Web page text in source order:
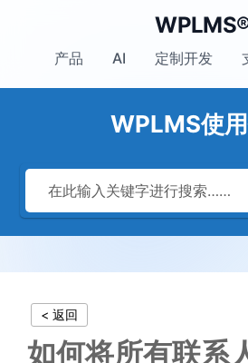
产品 AI 定制开发
WPLMS使
< 返回
如何将所有联系